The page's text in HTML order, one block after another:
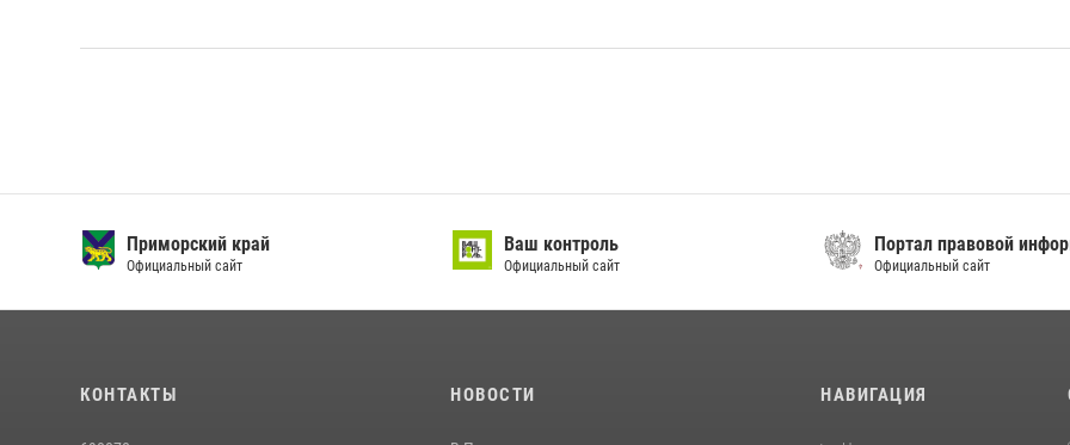
Приморский край
Официальный сайт
Ваш контроль
Официальный сайт
Портал правовой
Официальный сайт
КОНТАКТЫ НОВОСТИ НАВИГАЦИЯ